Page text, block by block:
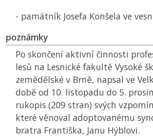
- památník Josefa Konšela ve
poznámky
Po skončení aktivní činnosti
lesů na Lesnické fakultě Vysoké
zemědělské v Brně, napsal ve
době od 10. listopadu do 5.
rukopis (209 stran) svých
které věnoval adoptovanému
bratra Františka, Janu Hýblovi.